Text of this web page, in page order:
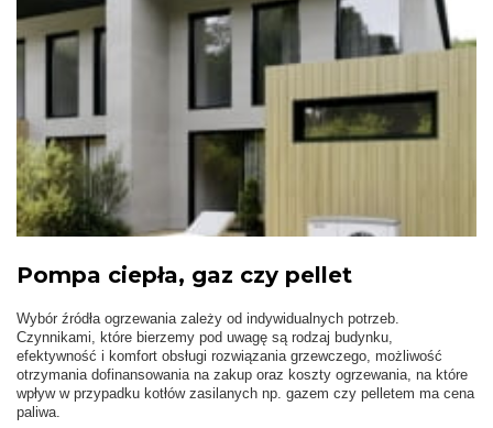
Pompa ciepła, gaz czy pellet
Wybór źródła ogrzewania zależy od indywidualnych potrzeb.
Czynnikami, które bierzemy pod uwagę są rodzaj budynku,
efektywność i komfort obsługi rozwiązania grzewczego, możliwość
otrzymania dofinansowania na zakup oraz koszty ogrzewania, na które
wpływ w przypadku kotłów zasilanych np. gazem czy pelletem ma cena
paliwa.